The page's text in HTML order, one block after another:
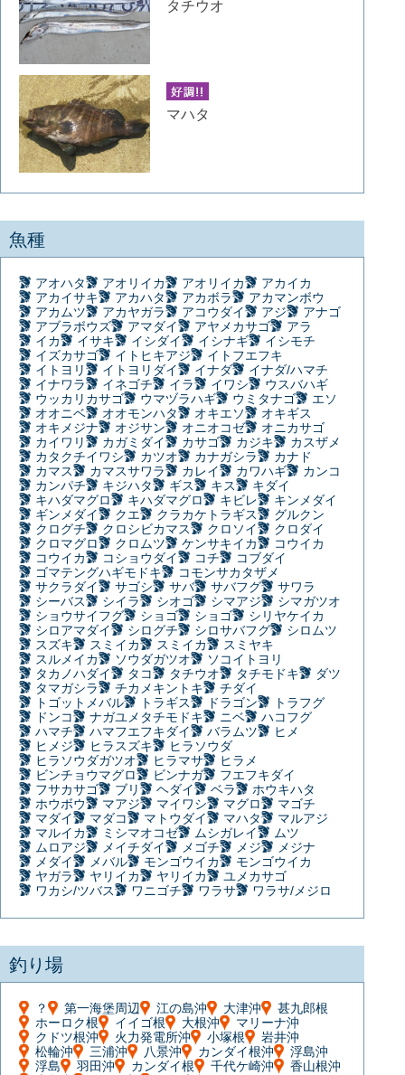
タチウオ
マハタ
魚種
アオハタ アオリイカ アオリイカ
アカイカ
アカイサキ
アカハタ アカボラ
アカマンボウ
アカムツ
アカヤガラ アコウダイ アジ
アナゴ
アブラボウズ
アマダイ アヤメカサゴ
アラ
イカ
イサキ イシダイ イシナギ
イシモチ
イズカサゴ
イトヒキアジ
イトフエフキ
イトヨリ
イトヨリダイ イナダ
イナダ/ハマチ
イナワラ
イネゴチ イラ イワシ
ウスバハギ
ウッカリカサゴ
ウマヅラハギ ウミタナゴ
エソ
オオニベ
オオモンハタ オキエソ
オキギス
オキメジナ
オジサン オニオコゼ
オニカサゴ
カイワリ
カガミダイ カサゴ カジキ
カスザメ
カタクチイワシ
カツオ カナガシラ
カナド
カマス
カマスサワラ カレイ カワハギ
カンコ
カンパチ
キジハタ ギス キス
キダイ
キハダマグロ
キハダマグロ キビレ
キンメダイ
ギンメダイ
クエ クラカケトラギス
グルクン
クログチ
クロシビカマス クロソイ
クロダイ
クロマグロ
クロムツ ケンサキイカ
コウイカ
コウイカ
コショウダイ コチ
コブダイ
ゴマテングハギモドキ
コモンサカタザメ
サクラダイ
サゴシ サバ サバフグ
サワラ
シーバス
シイラ シオゴ シマアジ
シマガツオ
ショウサイフグ
ショゴ ショゴ
シリヤケイカ
シロアマダイ
シログチ シロサバフグ
シロムツ
スズキ
スミイカ スミイカ
スミヤキ
スルメイカ
ソウダガツオ
ソコイトヨリ
タカノハダイ
タコ タチウオ タチモドキ
ダツ
タマガシラ
チカメキントキ
チダイ
トゴットメバル
トラギス ドラゴン
トラフグ
ドンコ
ナガユメタチモドキ ニベ
ハコフグ
ハマチ
ハマフエフキダイ バラムツ
ヒメ
ヒメジ
ヒラスズキ
ヒラソウダ
ヒラソウダガツオ
ヒラマサ
ヒラメ
ビンチョウマグロ
ビンナガ
フエフキダイ
フサカサゴ
ブリ ヘダイ ベラ
ホウキハタ
ホウボウ
マアジ マイワシ マグロ
マゴチ
マダイ
マダコ マトウダイ マハタ
マルアジ
マルイカ
ミシマオコゼ ムシガレイ
ムツ
ムロアジ
メイチダイ メゴチ メジ
メジナ
メダイ
メバル モンゴウイカ
モンゴウイカ
ヤガラ
ヤリイカ ヤリイカ
ユメカサゴ
ワカシ/ツバス
ワニゴチ ワラサ ワラサ/メジロ
釣り場
？ 第一海堡周辺 江の島沖 大津沖
甚九郎根
ホーロク根
イイゴ根 大根沖
マリーナ沖
クドツ根沖
火力発電所沖 小塚根
岩井沖
松輪沖
三浦沖 八景沖 カンダイ根沖
浮島沖
浮島
羽田沖 カンダイ根 千代ケ崎沖
香山根沖